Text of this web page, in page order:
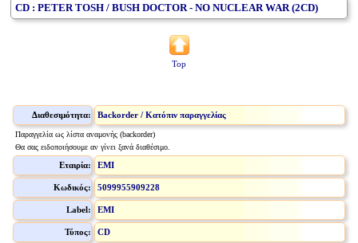
CD : PETER TOSH / BUSH DOCTOR - NO NUCLEAR WAR (2CD)
Top
Διαθεσιμότητα: Backorder / Κατόπιν παραγγελίας
Παραγγελία ως λίστα αναμονής (backorder)
Θα σας ειδοποιήσουμε αν γίνει ξανά διαθέσιμο.
Εταιρία: EMI
Κωδικός: 5099955909228
Label: EMI
Τύπος: CD